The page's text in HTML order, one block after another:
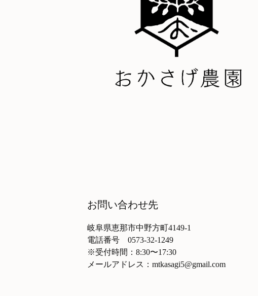
お問い合わせ先
岐阜県恵那市中野方町4149-1
電話番号 0573-32-1249
※受付時間：8:30〜17:30
メールアドレス：mtkasagi5@gmail.com